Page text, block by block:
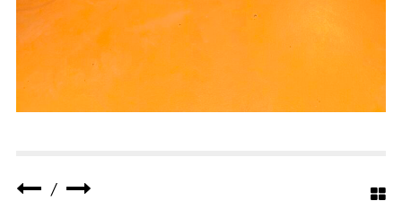
ANNO REALIZZAZIONE : 2024
/